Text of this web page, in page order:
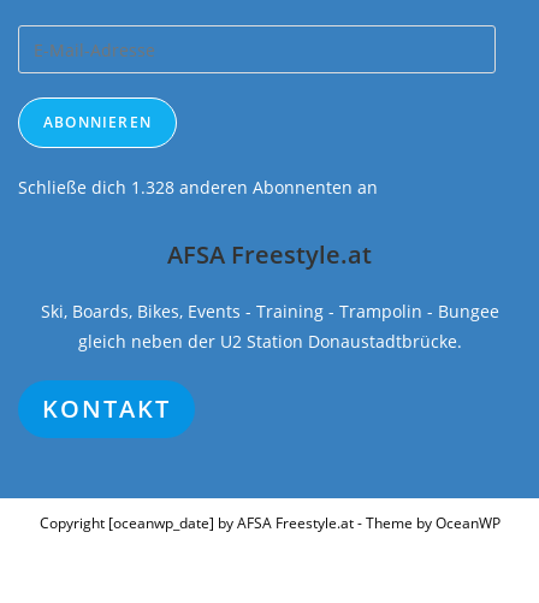
Mail-
Adresse
ABONNIEREN
Schließe dich 1.328 anderen Abonnenten an
AFSA Freestyle.at
Ski, Boards, Bikes, Events - Training - Trampolin - Bungee
gleich neben der U2 Station Donaustadtbrücke.
KONTAKT
Copyright [oceanwp_date] by AFSA Freestyle.at - Theme by OceanWP